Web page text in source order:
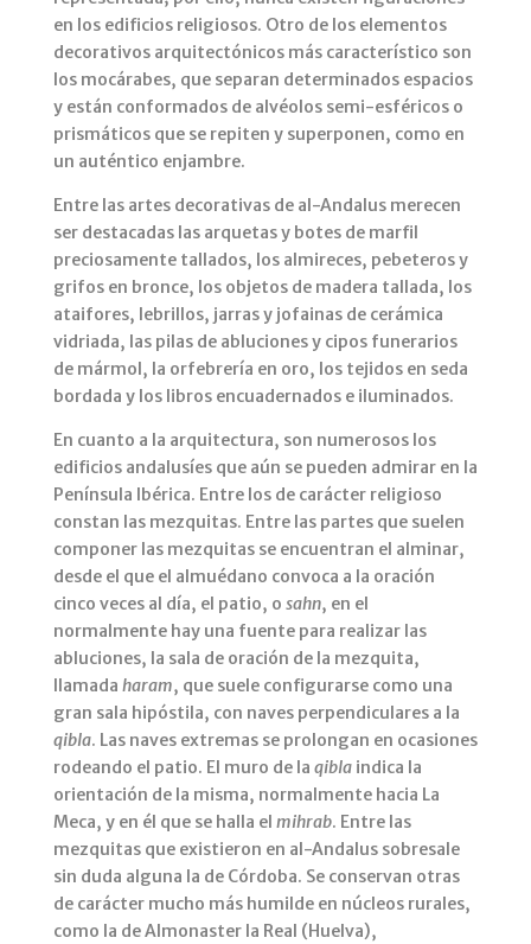
en los edificios religiosos. Otro de los elementos
decorativos arquitectónicos más característico son
los mocárabes, que separan determinados espacios
y están conformados de alvéolos semi-esféricos o
prismáticos que se repiten y superponen, como en
un auténtico enjambre.
Entre las artes decorativas de al-Andalus merecen
ser destacadas las arquetas y botes de marfil
preciosamente tallados, los almireces, pebeteros y
grifos en bronce, los objetos de madera tallada, los
ataifores, lebrillos, jarras y jofainas de cerámica
vidriada, las pilas de abluciones y cipos funerarios
de mármol, la orfebrería en oro, los tejidos en seda
bordada y los libros encuadernados e iluminados.
En cuanto a la arquitectura, son numerosos los
edificios andalusíes que aún se pueden admirar en la
Península Ibérica. Entre los de carácter religioso
constan las mezquitas. Entre las partes que suelen
componer las mezquitas se encuentran el alminar,
desde el que el almuédano convoca a la oración
cinco veces al día, el patio, o sahn, en el
normalmente hay una fuente para realizar las
abluciones, la sala de oración de la mezquita,
llamada haram, que suele configurarse como una
gran sala hipóstila, con naves perpendiculares a la
qibla. Las naves extremas se prolongan en ocasiones
rodeando el patio. El muro de la qibla indica la
orientación de la misma, normalmente hacia La
Meca, y en él que se halla el mihrab. Entre las
mezquitas que existieron en al-Andalus sobresale
sin duda alguna la de Córdoba. Se conservan otras
de carácter mucho más humilde en núcleos rurales,
como la de Almonaster la Real (Huelva),